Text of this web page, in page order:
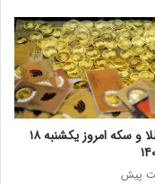
قیمت طلا و سکه امروز یکشنبه ۱۸